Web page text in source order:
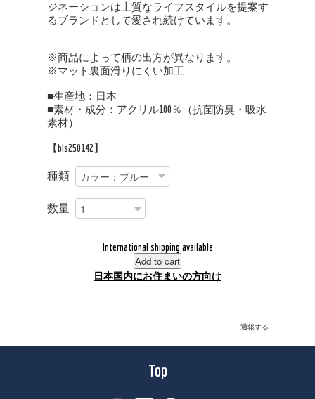
ジネーションは上質なライフスタイルを提案す
るブランドとして愛され続けています。
※商品によって柄の出方が異なります。
※マット裏面滑りにくい加工
■生産地：日本
■素材・成分：アクリル100％（抗菌防臭・吸水
素材）
【bls250142】
種類
数量
International shipping available
Add to cart
日本国内にお住まいの方向け
通報する
Top